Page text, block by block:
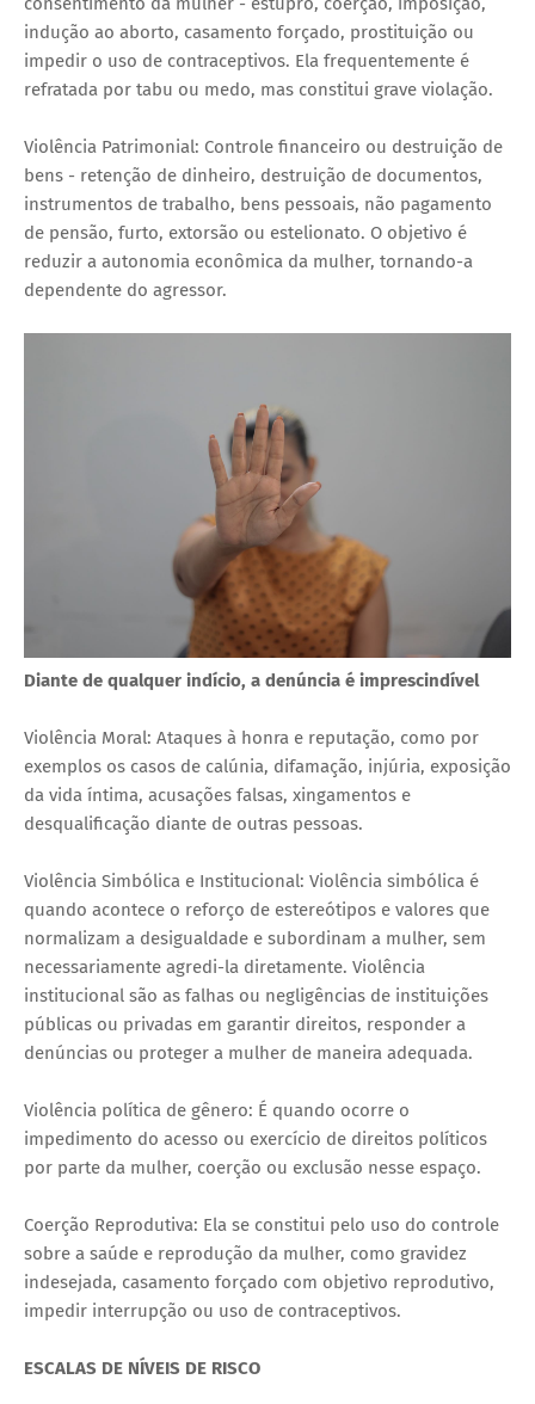
indução ao aborto, casamento forçado, prostituição ou
impedir o uso de contraceptivos. Ela frequentemente é
refratada por tabu ou medo, mas constitui grave violação.
Violência Patrimonial: Controle financeiro ou destruição de
bens - retenção de dinheiro, destruição de documentos,
instrumentos de trabalho, bens pessoais, não pagamento
de pensão, furto, extorsão ou estelionato. O objetivo é
reduzir a autonomia econômica da mulher, tornando-a
dependente do agressor.
Diante de qualquer indício, a denúncia é imprescindível
Violência Moral: Ataques à honra e reputação, como por
exemplos os casos de calúnia, difamação, injúria, exposição
da vida íntima, acusações falsas, xingamentos e
desqualificação diante de outras pessoas.
Violência Simbólica e Institucional: Violência simbólica é
quando acontece o reforço de estereótipos e valores que
normalizam a desigualdade e subordinam a mulher, sem
necessariamente agredi-la diretamente. Violência
institucional são as falhas ou negligências de instituições
públicas ou privadas em garantir direitos, responder a
denúncias ou proteger a mulher de maneira adequada.
Violência política de gênero: É quando ocorre o
impedimento do acesso ou exercício de direitos políticos
por parte da mulher, coerção ou exclusão nesse espaço.
Coerção Reprodutiva: Ela se constitui pelo uso do controle
sobre a saúde e reprodução da mulher, como gravidez
indesejada, casamento forçado com objetivo reprodutivo,
impedir interrupção ou uso de contraceptivos.
ESCALAS DE NÍVEIS DE RISCO